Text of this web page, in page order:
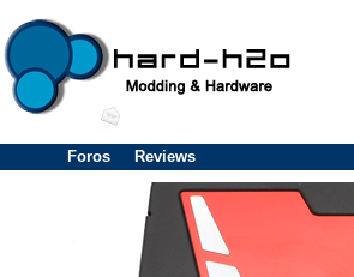
Foros Reviews